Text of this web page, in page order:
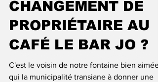
transian citoyen
28 mai 2024
1 min de lecture
CHANGEMENT DE
PROPRIÉTAIRE AU